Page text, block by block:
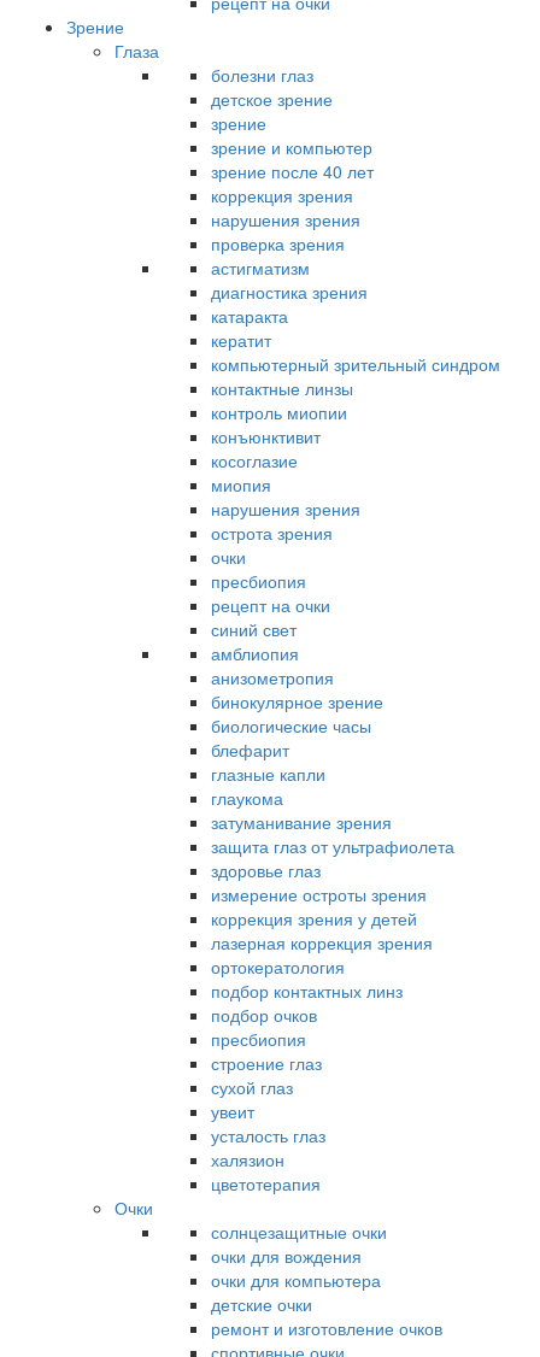
Зрение
Глаза
болезни глаз
детское зрение
зрение
зрение и компьютер
зрение после 40 лет
коррекция зрения
нарушения зрения
проверка зрения
астигматизм
диагностика зрения
катаракта
кератит
компьютерный зрительный синдром
контактные линзы
контроль миопии
конъюнктивит
косоглазие
миопия
нарушения зрения
острота зрения
очки
пресбиопия
рецепт на очки
синий свет
амблиопия
анизометропия
бинокулярное зрение
биологические часы
блефарит
глазные капли
глаукома
затуманивание зрения
защита глаз от ультрафиолета
здоровье глаз
измерение остроты зрения
коррекция зрения у детей
лазерная коррекция зрения
ортокератология
подбор контактных линз
подбор очков
пресбиопия
строение глаз
сухой глаз
увеит
усталость глаз
халязион
цветотерапия
Очки
солнцезащитные очки
очки для вождения
очки для компьютера
детские очки
ремонт и изготовление очков